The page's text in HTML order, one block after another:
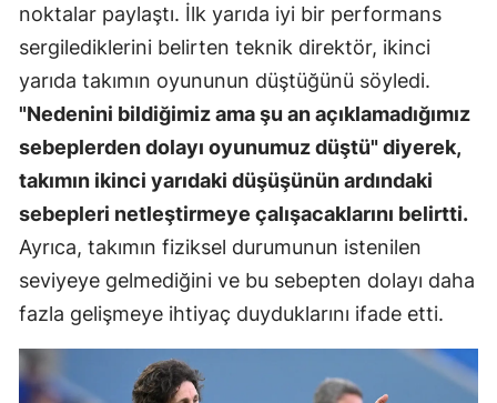
noktalar paylaştı. İlk yarıda iyi bir performans
sergilediklerini belirten teknik direktör, ikinci
yarıda takımın oyununun düştüğünü söyledi.
"Nedenini bildiğimiz ama şu an açıklamadığımız
sebeplerden dolayı oyunumuz düştü" diyerek,
takımın ikinci yarıdaki düşüşünün ardındaki
sebepleri netleştirmeye çalışacaklarını belirtti.
Ayrıca, takımın fiziksel durumunun istenilen
seviyeye gelmediğini ve bu sebepten dolayı daha
fazla gelişmeye ihtiyaç duyduklarını ifade etti.